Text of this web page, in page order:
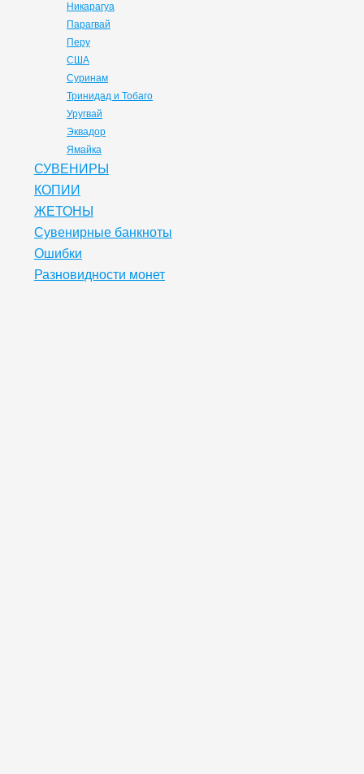
Никарагуа
Парагвай
Перу
США
Суринам
Тринидад и Тобаго
Уругвай
Эквадор
Ямайка
СУВЕНИРЫ
КОПИИ
ЖЕТОНЫ
Сувенирные банкноты
Ошибки
Разновидности монет